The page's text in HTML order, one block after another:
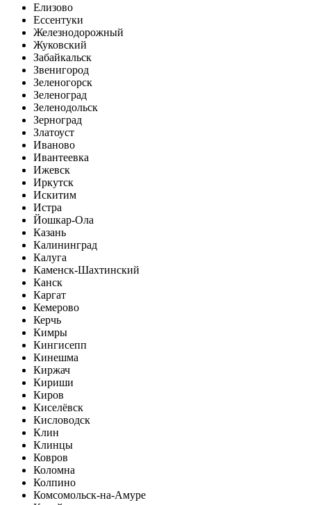
Елизово
Ессентуки
Железнодорожный
Жуковский
Забайкальск
Звенигород
Зеленогорск
Зеленоград
Зеленодольск
Зерноград
Златоуст
Иваново
Ивантеевка
Ижевск
Иркутск
Искитим
Истра
Йошкар-Ола
Казань
Калининград
Калуга
Каменск-Шахтинский
Канск
Каргат
Кемерово
Керчь
Кимры
Кингисепп
Кинешма
Киржач
Кириши
Киров
Киселёвск
Кисловодск
Клин
Клинцы
Ковров
Коломна
Колпино
Комсомольск-на-Амуре